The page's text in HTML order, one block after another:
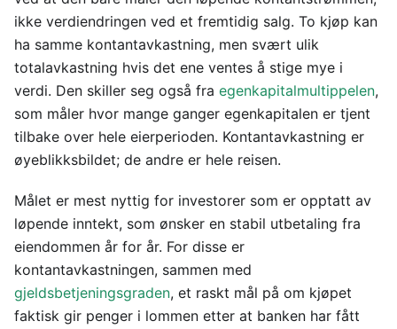
ikke verdiendringen ved et fremtidig salg. To kjøp kan
ha samme kontantavkastning, men svært ulik
totalavkastning hvis det ene ventes å stige mye i
verdi. Den skiller seg også fra egenkapitalmultippelen,
som måler hvor mange ganger egenkapitalen er tjent
tilbake over hele eierperioden. Kontantavkastning er
øyeblikksbildet; de andre er hele reisen.
Målet er mest nyttig for investorer som er opptatt av
løpende inntekt, som ønsker en stabil utbetaling fra
eiendommen år for år. For disse er
kontantavkastningen, sammen med
gjeldsbetjeningsgraden, et raskt mål på om kjøpet
faktisk gir penger i lommen etter at banken har fått